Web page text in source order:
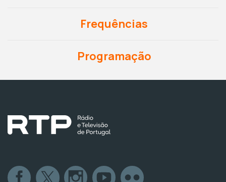
Frequências
Programação